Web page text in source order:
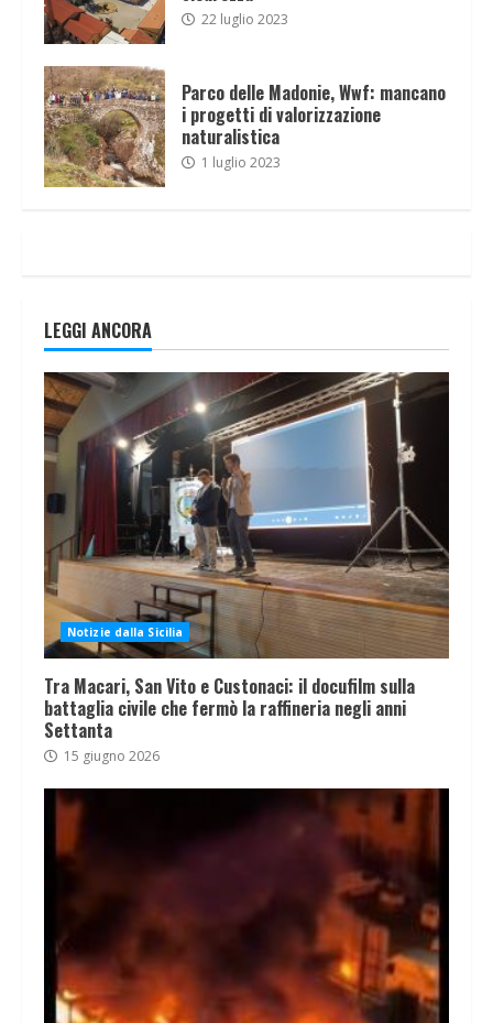
22 luglio 2023
Parco delle Madonie, Wwf: mancano
i progetti di valorizzazione
naturalistica
1 luglio 2023
LEGGI ANCORA
Notizie dalla Sicilia
Tra Macari, San Vito e Custonaci: il docufilm sulla
battaglia civile che fermò la raffineria negli anni
Settanta
15 giugno 2026